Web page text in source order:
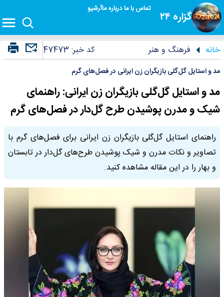
گزاره ۲۴
تماس با مادرباره ماآرشیو
خانه فرهنگ و هنر کد خبر: 47473
مد و استایل گل‌گلی بازیگران زن ایرانی در فصل‌های گرم
مد و استایل گل‌گلی بازیگران زن ایرانی: راهنمای
شیک و مدرن پوشیدن طرح گل‌دار در فصل‌های گرم
راهنمای استایل گل‌گلی بازیگران زن ایرانی برای فصل‌های گرم با
تصاویر و نکات مدرن و شیک پوشیدن طرح‌های گل‌دار در تابستان
و بهار را در این مقاله مشاهده کنید.